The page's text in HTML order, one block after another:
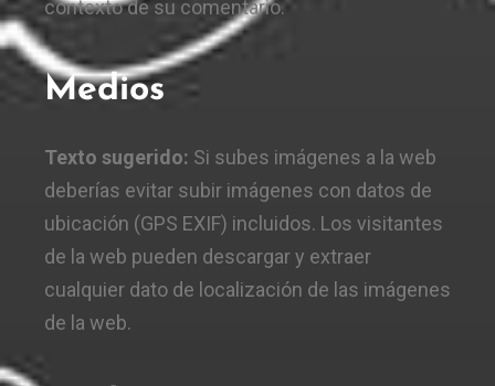
contexto de su comentario.
Medios
Texto sugerido: Si subes imágenes a la web
deberías evitar subir imágenes con datos de
ubicación (GPS EXIF) incluidos. Los visitantes
de la web pueden descargar y extraer
cualquier dato de localización de las imágenes
de la web.